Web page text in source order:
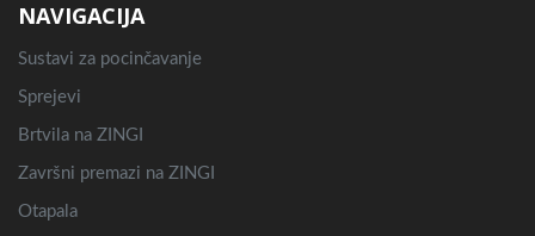
NAVIGACIJA
Sustavi za pocinčavanje
Sprejevi
Brtvila na ZINGI
Završni premazi na ZINGI
Otapala